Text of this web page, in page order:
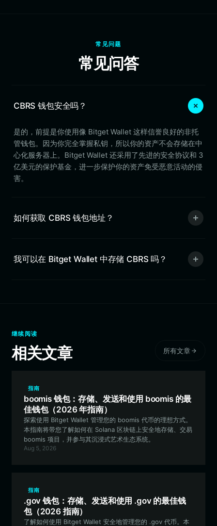
常见问题
常见问答
CBRS 钱包安全吗？
是的，前提是你使用像 Bitget Wallet 这样信誉良好的非托
管钱包。因为你完全掌握私钥，所以你的资产不会存储在中
心化服务器上。Bitget Wallet 还采用了先进的安全协议和 3
亿美元的保护基金，进一步保护你的资产免受恶意活动的侵
害。
如何获取 CBRS 钱包地址？
我可以在 Bitget Wallet 中存储 CBRS 吗？
继续阅读
相关文章 所有文章
指南
boomis 钱包：存储、发送和使用 boomis 的最
佳钱包（2026 年指南）
探索使用 Bitget Wallet 管理您的 boomis 代币的理想方式。
本指南将带您了解如何在 Solana 区块链上安全地存储、交易
boomis 项目，并参与其沉浸式艺术生态系统。
Aug 5, 2026
指南
.gov 钱包：存储、发送和使用 .gov 的最佳钱
包（2026 指南）
了解如何使用 Bitget Wallet 安全地管理您的 .gov 代币。本